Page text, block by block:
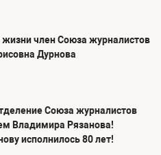
член Союза журналистов
Дурнова
Союза журналистов
Владимира Рязанова!
исполнилось 80 лет!